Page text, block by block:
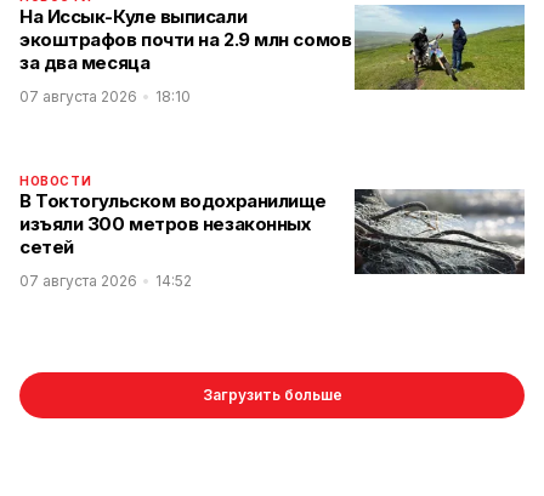
На Иссык-Куле выписали
экоштрафов почти на 2.9 млн сомов
за два месяца
07 августа 2026 18:10
НОВОСТИ
В Токтогульском водохранилище
изъяли 300 метров незаконных
сетей
07 августа 2026 14:52
Загрузить больше